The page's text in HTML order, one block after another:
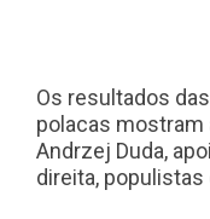
Os resultados
polacas mostram
Andrzej Duda,
direita,